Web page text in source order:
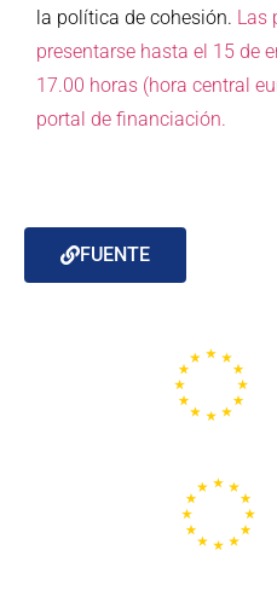
la política de cohesión. Las
presentarse hasta el 15 de
17.00 horas (hora central
portal de financiación.
FUENTE